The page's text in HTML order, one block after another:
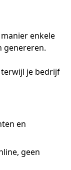
enkele
genereren.
je bedrijf
en
geen